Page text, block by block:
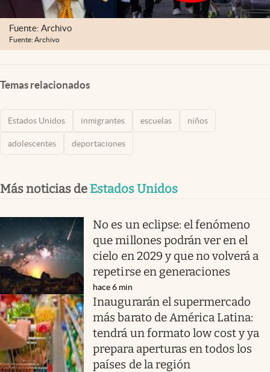
Fuente: Archivo
Fuente: Archivo
Temas relacionados
Estados Unidos inmigrantes escuelas niños
adolescentes deportaciones
Más noticias de Estados Unidos
No es un eclipse: el fenómeno
que millones podrán ver en el
cielo en 2029 y que no volverá a
repetirse en generaciones
hace 6 min
Inaugurarán el supermercado
más barato de América Latina:
tendrá un formato low cost y ya
prepara aperturas en todos los
países de la región